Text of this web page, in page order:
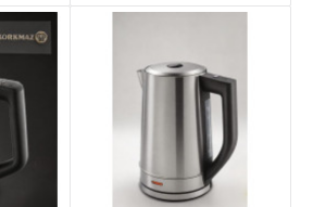
bölek Korkmaz Doria A2960
22х11,3 см / 4 литра. Кастрюля:
Короткая кастрюля: 26х7,2 с..